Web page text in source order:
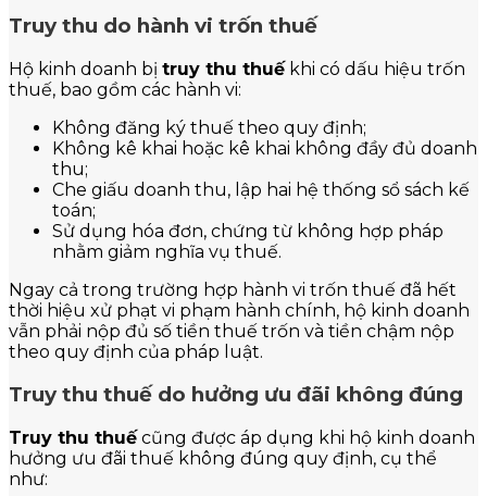
Truy thu do hành vi trốn thuế
Hộ kinh doanh bị truy thu thuếkhi có dấu hiệu trốn
thuế, bao gồm các hành vi:
Không đăng ký thuế theo quy định;
Không kê khai hoặc kê khai không đầy đủ doanh
thu;
Che giấu doanh thu, lập hai hệ thống sổ sách kế
toán;
Sử dụng hóa đơn, chứng từ không hợp pháp
nhằm giảm nghĩa vụ thuế.
Ngay cả trong trường hợp hành vi trốn thuế đã hết
thời hiệu xử phạt vi phạm hành chính, hộ kinh doanh
vẫn phải nộp đủ số tiền thuế trốn và tiền chậm nộp
theo quy định của pháp luật.
Truy thu thuế do hưởng ưu đãi không đúng
Truy thu thuếcũng được áp dụng khi hộ kinh doanh
hưởng ưu đãi thuế không đúng quy định, cụ thể
như: